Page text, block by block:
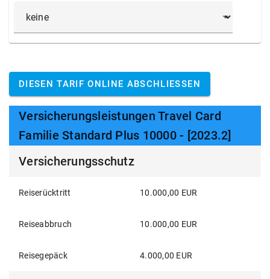
DIESEN TARIF ONLINE ABSCHLIESSEN
Versicherungsleistungen Travel Card
Familie Standard Plus 10000 - [2023.2]
Versicherungsschutz
Reiserücktritt 10.000,00 EUR
Reiseabbruch 10.000,00 EUR
Reisegepäck 4.000,00 EUR